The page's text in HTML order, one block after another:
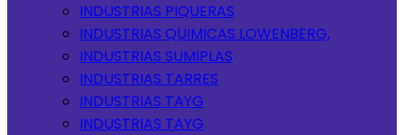
INDUSTRIAS PIQUERAS
INDUSTRIAS QUIMICAS LOWENBERG,
INDUSTRIAS SUMIPLAS
INDUSTRIAS TARRES
INDUSTRIAS TAYG
INDUSTRIAS TAYG